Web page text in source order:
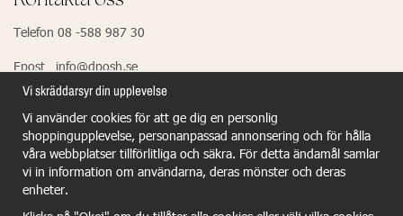
Telefon 08 -588 987 30
Epost info@dposh.se
EU Responsible Person - Dermalogica
Dermalogica GmbH
Wiesenstr.21
40549 Dûsseldorf
Vi skräddarsyr din upplevelse
Vi använder cookies för att ge dig en personlig
shoppingupplevelse, personanpassad annonsering och för hålla
våra webbplatser tillförlitliga och säkra. För detta ändamål samlar
vi in information om användarna, deras mönster och deras
enheter.